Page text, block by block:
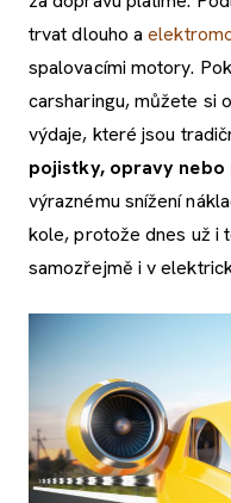
trvat dlouho a
spalovacími motory.
carsharingu, můžete si
výdaje, které jsou
pojistky, opravy
výraznému snížení
kole, protože dnes už i
samozřejmě i v